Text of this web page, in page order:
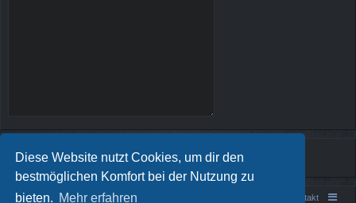
Diese Website nutzt Cookies, um dir den
bestmöglichen Komfort bei der Nutzung zu
bieten. Mehr erfahren
Portal Foren-Übersicht Kontakt